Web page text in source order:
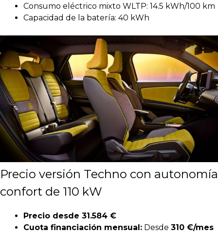
Consumo eléctrico mixto WLTP: 14.5 kWh/100 km
Capacidad de la batería: 40 kWh
Precio versión Techno con autonomía
confort de 110 kW
Precio desde 31.584 €
Cuota financiación mensual: Desde 310 €/mes